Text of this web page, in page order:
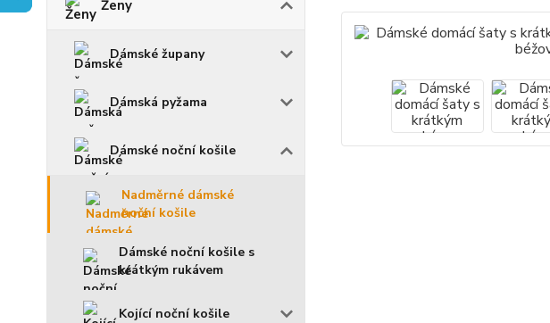
Ženy
Dámské župany
Dámská pyžama
Dámské noční košile
Nadměrné dámské
noční košile
Dámské noční košile s
krátkým rukávem
Kojící noční košile